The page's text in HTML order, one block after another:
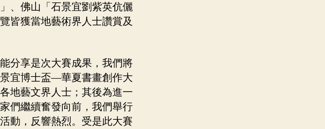
、佛山「石景宜劉紫英伉儷
皆獲當地藝術界人士讚賞及
分享是次大賽成果，我們將
宜博士盃—華夏書畫創作大
地藝文界人士；其後為進一
們繼續奮發向前，我們舉行
動，反響熱烈。受是此大賽